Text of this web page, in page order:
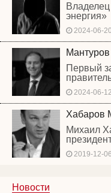
энергия»
2024-06-
Первый
2024-06-
Хабаров
Михаил
2019-12-
Новости